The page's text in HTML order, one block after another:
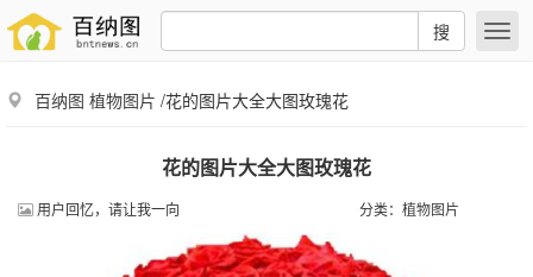
搜
百纳图 植物图片 /花的图片大全大图玫瑰花
花的图片大全大图玫瑰花
用户回忆，请让我一向 分类： 植物图片